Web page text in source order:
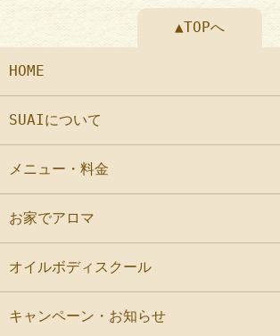
▲TOPへ
HOME
SUAIについて
メニュー・料金
お家でアロマ
オイルボディスクール
キャンペーン・お知らせ